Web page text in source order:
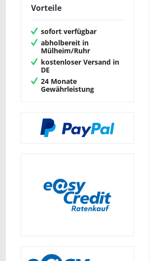
Vorteile
sofort verfügbar
abholbereit in
Mülheim/Ruhr
kostenloser Versand in
DE
24 Monate
Gewährleistung